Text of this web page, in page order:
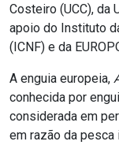
Costeiro (UCC), da
apoio do Instituto
(ICNF) e da
A enguia europeia,
conhecida por
considerada em
em razão da